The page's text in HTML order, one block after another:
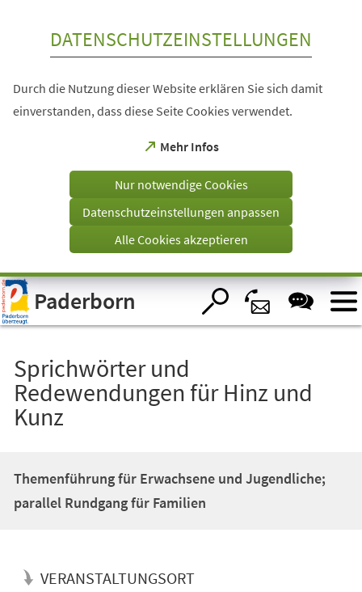
Visuelle
Assistenzsoftware
öffnen.
DATENSCHUTZEINSTELLUNGEN
Durch die Nutzung dieser Website erklären Sie sich damit
einverstanden, dass diese Seite Cookies verwendet.
Mehr Infos
(Öffnet
einem
Tab)
Nur notwendige Cookies
Datenschutzeinstellungen anpassen
Alle Cookies akzeptieren
Paderborn
Sprichwörter und
Redewendungen für Hinz und
Kunz
Themenführung für Erwachsene und Jugendliche;
parallel Rundgang für Familien
VERANSTALTUNGSORT